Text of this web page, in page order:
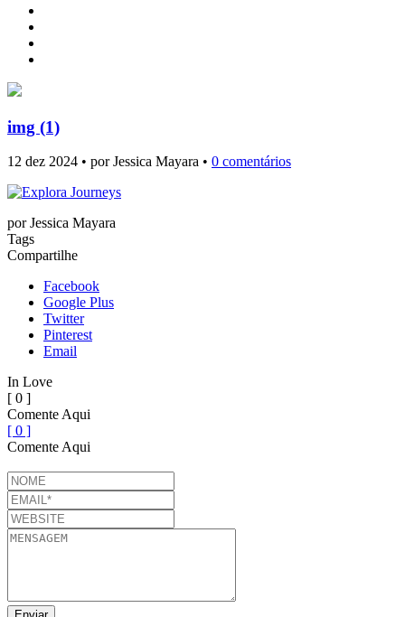
img (1)
12 dez 2024 • por Jessica Mayara • 0 comentários
porJessica Mayara
Tags
Compartilhe
Facebook
Google Plus
Twitter
Pinterest
Email
In Love
[ 0 ]
Comente Aqui
[ 0 ]
Comente Aqui